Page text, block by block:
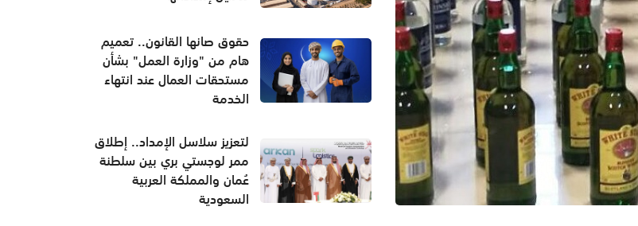
حقوق صانها القانون.. تعميم
هام من "وزارة العمل" بشأن
مستحقات العمال عند انتهاء
الخدمة
لتعزيز سلاسل الإمداد.. إطلاق
ممر لوجستي بري بين سلطنة
عُمان والمملكة العربية
السعودية